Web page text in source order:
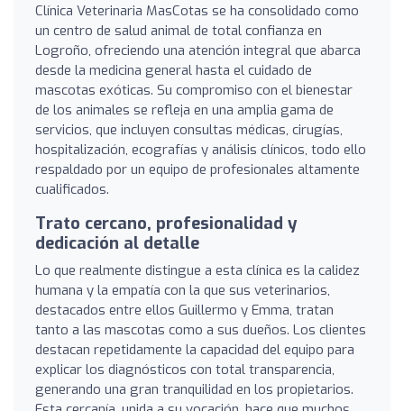
Clínica Veterinaria MasCotas se ha consolidado como
un centro de salud animal de total confianza en
Logroño, ofreciendo una atención integral que abarca
desde la medicina general hasta el cuidado de
mascotas exóticas. Su compromiso con el bienestar
de los animales se refleja en una amplia gama de
servicios, que incluyen consultas médicas, cirugías,
hospitalización, ecografías y análisis clínicos, todo ello
respaldado por un equipo de profesionales altamente
cualificados.
Trato cercano, profesionalidad y
dedicación al detalle
Lo que realmente distingue a esta clínica es la calidez
humana y la empatía con la que sus veterinarios,
destacados entre ellos Guillermo y Emma, tratan
tanto a las mascotas como a sus dueños. Los clientes
destacan repetidamente la capacidad del equipo para
explicar los diagnósticos con total transparencia,
generando una gran tranquilidad en los propietarios.